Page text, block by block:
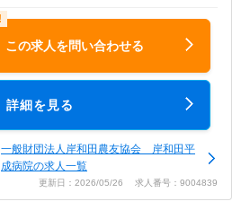
この求人を問い合わせる
詳細を見る
一般財団法人岸和田農友協会 岸和田平
成病院の求人一覧
更新日：2026/05/26 求人番号：9004839